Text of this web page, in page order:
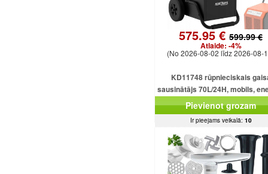
575.95 € 599.99 €
Atlaide: -4%
(No 2026-08-02 līdz 2026-08-
KD11748 rūpnieciskais
sausinātājs 70L/24H, mobils,
taupošs, 920W, 5.5L
Pievienot grozam
Ir pieejams veikalā: 10